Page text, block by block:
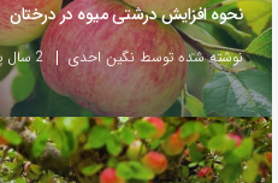
نحوه افزایش درشتی میوه در درختان
نوشته شده توسط نگین احدی 2 سال پیش